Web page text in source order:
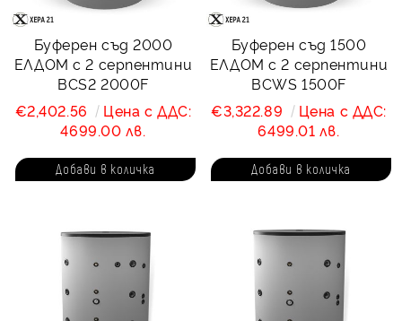
Буферен съд 2000
ЕЛДОМ с 2 серпентини
BCS2 2000F
€2,402.56
Цена с ДДС:
4699.00 лв.
Буферен съд 1500
ЕЛДОМ с 2 серпентини
BCWS 1500F
€3,322.89
Цена с ДДС:
6499.01 лв.